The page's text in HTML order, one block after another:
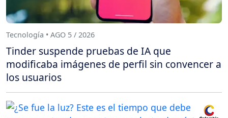
Tecnología • AGO 5 / 2026
Tinder suspende pruebas de IA que
modificaba imágenes de perfil sin convencer a
los usuarios